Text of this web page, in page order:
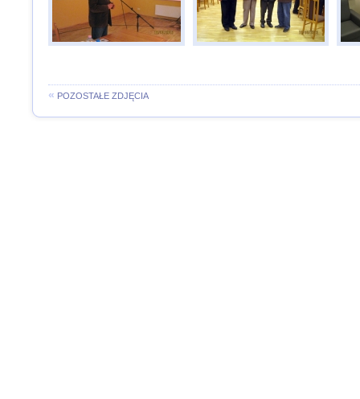
« POZOSTAŁE ZDJĘCIA